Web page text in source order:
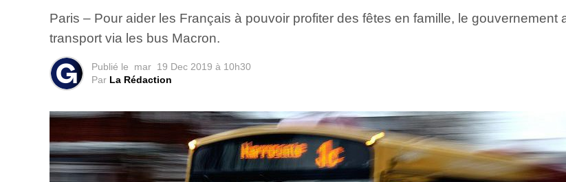
Paris – Pour aider les Français à pouvoir profiter des fêtes en famille, le
transport via les bus Macron.
Publié le mar 19 Dec 2019 à 10h30
Par La Rédaction